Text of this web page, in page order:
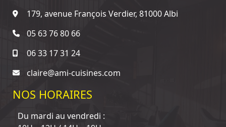
179, avenue François Verdier, 81000 Albi
05 63 76 80 66
06 33 17 31 24
claire@ami-cuisines.com
NOS HORAIRES
Du mardi au vendredi :